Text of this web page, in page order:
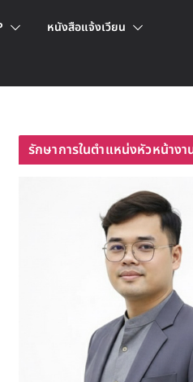
หนังสือแจ้งเวียน
รักษาการในตำแหน่งหัวหน้าง